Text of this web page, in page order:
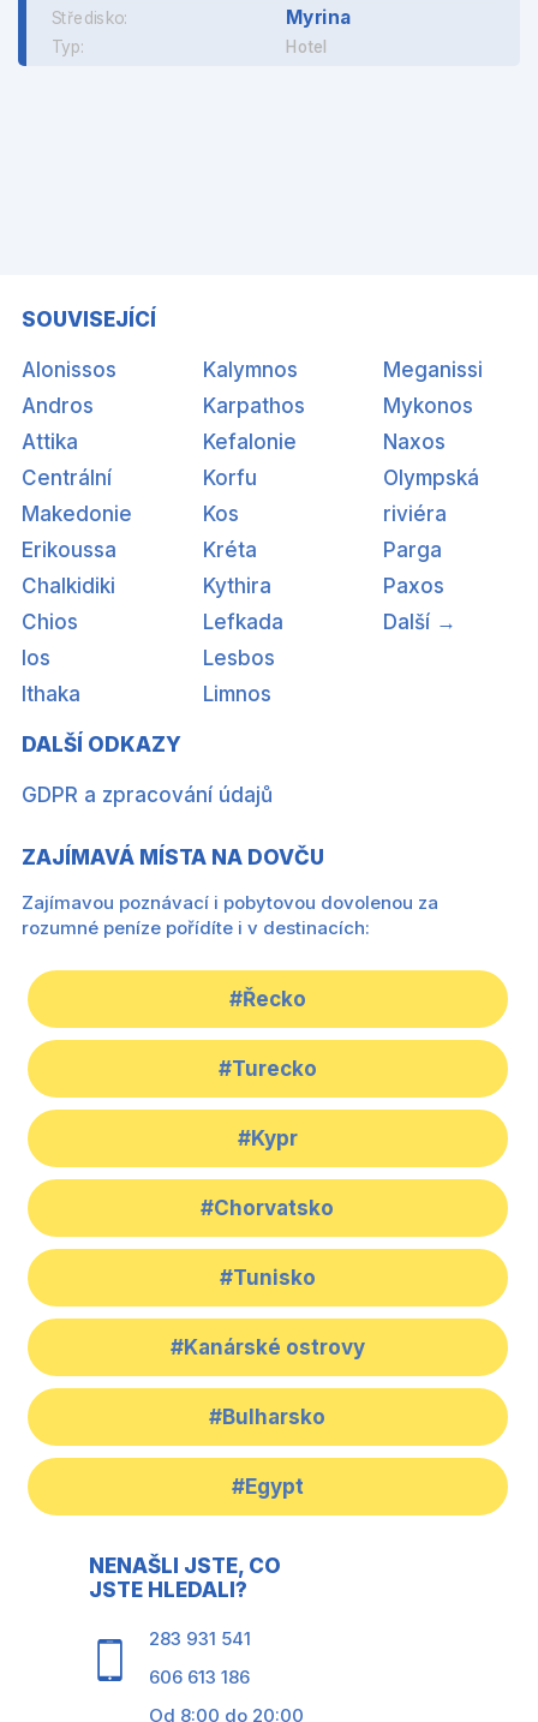
Středisko: Myrina
Typ: Hotel
SOUVISEJÍCÍ
Alonissos
Andros
Attika
Centrální
Makedonie
Erikoussa
Chalkidiki
Chios
Ios
Ithaka
Kalymnos
Karpathos
Kefalonie
Korfu
Kos
Kréta
Kythira
Lefkada
Lesbos
Limnos
Meganissi
Mykonos
Naxos
Olympská
riviéra
Parga
Paxos
Další →
DALŠÍ ODKAZY
GDPR a zpracování údajů
ZAJÍMAVÁ MÍSTA NA DOVČU
Zajímavou poznávací i pobytovou dovolenou za
rozumné peníze pořídíte i v destinacích:
#Řecko
#Turecko
#Kypr
#Chorvatsko
#Tunisko
#Kanárské ostrovy
#Bulharsko
#Egypt
NENAŠLI JSTE, CO
JSTE HLEDALI?
283 931 541
606 613 186
Od 8:00 do 20:00